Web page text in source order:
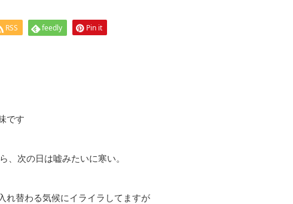
RSS feedly Pin it
です
次の日は嘘みたいに寒い。
れ替わる気候にイライラしてますが